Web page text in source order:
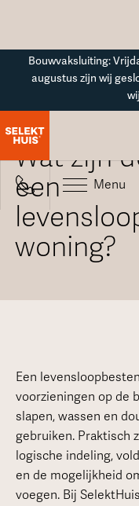
Bouwvaksluiting:
augustus zijn wij
Menu
Wat zijn
een
woning?
Een
voorzieningen op de
slapen, wassen en
gebruiken. Praktisch
logische indeling,
en de mogelijkheid
voegen. Bij